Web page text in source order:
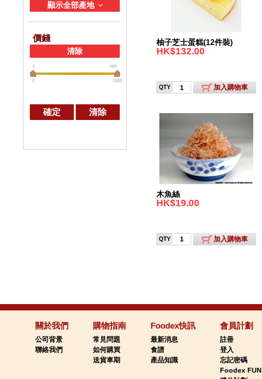
顯示全部產地
價錢
清除
0 1000
0 1000
確定 清除
柚子芝士蛋糕(12件裝)
HK$132.00
QTY 加入購物車
木魚絲
HK$19.00
QTY 加入購物車
關於我們
公司背景
聯絡我們
購物指南
常見問題
如何購買
送貨車期
Foodex快訊
最新消息
食譜
產品知識
會員計劃
註冊
登入
忘記密碼
Foodex FUN